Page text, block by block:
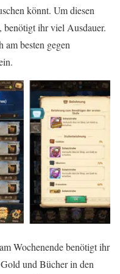
könnt. Um diesen
benötigt ihr viel Ausdauer.
am besten gegen
Wochenende benötigt ihr
und Bücher in den